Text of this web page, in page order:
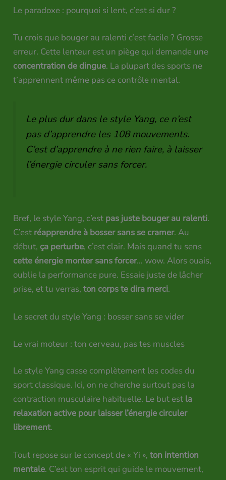
Le paradoxe : pourquoi si lent, c’est si dur ?
Tu crois que bouger au ralenti c’est facile ? Grosse
erreur. Cette lenteur est un piège qui demande une
concentration de dingue. La plupart des sports ne
t’apprennent même pas ce contrôle mental.
Le plus dur dans le style Yang, ce n’est
pas d’apprendre les 108 mouvements.
C’est d’apprendre à ne rien faire, à laisser
l’énergie circuler sans forcer.
Bref, le style Yang, c’est pas juste bouger au ralenti.
C’est réapprendre à bosser sans se cramer. Au
début, ça perturbe, c’est clair. Mais quand tu sens
cette énergie monter sans forcer… wow. Alors ouais,
oublie la performance pure. Essaie juste de lâcher
prise, et tu verras,ton corps te dira merci.
Le secret du style Yang : bosser sans se vider
Le vrai moteur : ton cerveau, pas tes muscles
Le style Yang casse complètement les codes du
sport classique. Ici, on ne cherche surtout pas la
contraction musculaire habituelle. Le but est la
relaxation active pour laisser l’énergie circuler
librement.
Tout repose sur le concept de « Yi »,ton intention
mentale. C’est ton esprit qui guide le mouvement,